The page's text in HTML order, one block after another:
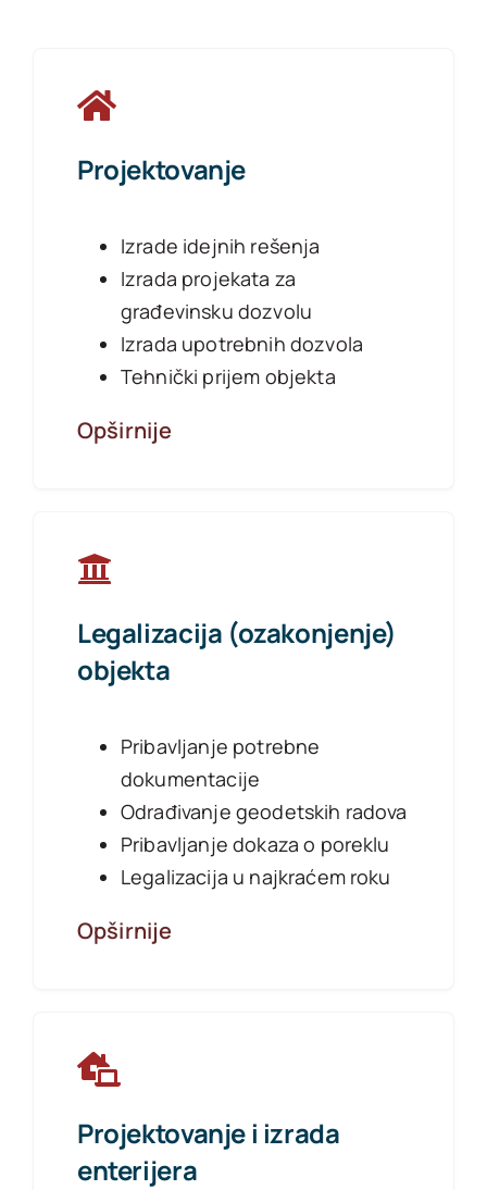
Projektovanje
Izrade idejnih rešenja
Izrada projekata za
građevinsku dozvolu
Izrada upotrebnih dozvola
Tehnički prijem objekta
Opširnije
Legalizacija (ozakonjenje)
objekta
Pribavljanje potrebne
dokumentacije
Odrađivanje geodetskih radova
Pribavljanje dokaza o poreklu
Legalizacija u najkraćem roku
Opširnije
Projektovanje i izrada
enterijera